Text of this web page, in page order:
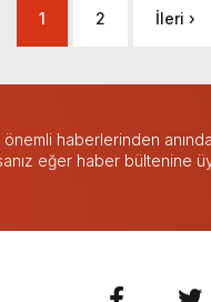
1 2 İleri ›
önemli haberlerinden
eğer haber bültenine